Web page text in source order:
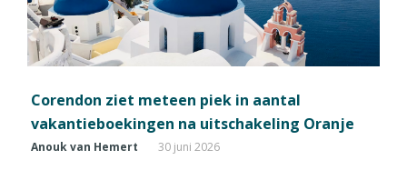
Corendon ziet meteen piek in aantal
vakantieboekingen na uitschakeling Oranje
Anouk van Hemert 30 juni 2026